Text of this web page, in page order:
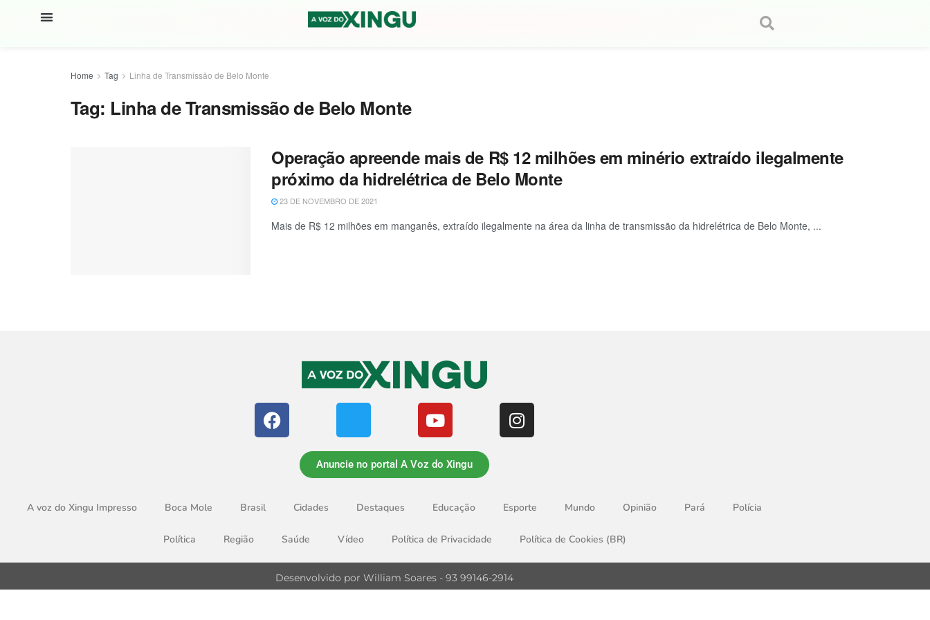
Home Tag Linha de Transmissão de Belo Monte
Tag: Linha de Transmissão de Belo Monte
Operação apreende mais de R$ 12 milhões em minério extraído ilegalmente
próximo da hidrelétrica de Belo Monte
23 DE NOVEMBRO DE 2021
Mais de R$ 12 milhões em manganês, extraído ilegalmente na área da linha de transmissão da hidrelétrica de Belo Monte, ...
Anuncie no portal A Voz do Xingu
A voz do Xingu Impresso Boca Mole Brasil Cidades Destaques Educação Esporte Mundo Opinião Pará Polícia
Política Região Saúde Vídeo Política de Privacidade Política de Cookies (BR)
Desenvolvido por William Soares - 93 99146-2914